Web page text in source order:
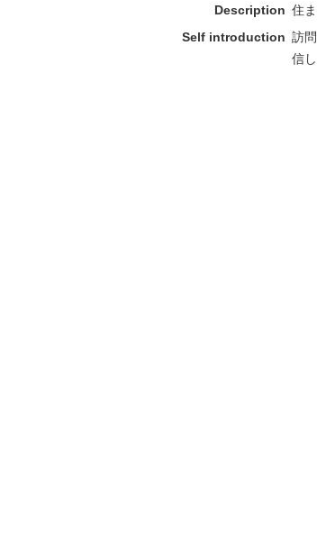
Description 住
Self introduction 訪
信